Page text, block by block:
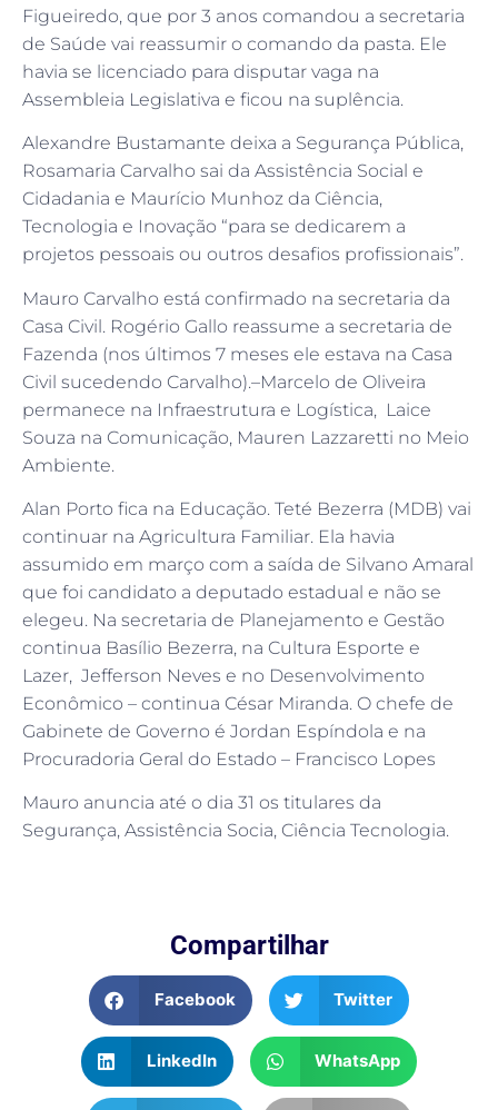
Figueiredo, que por 3 anos comandou a secretaria
de Saúde vai reassumir o comando da pasta. Ele
havia se licenciado para disputar vaga na
Assembleia Legislativa e ficou na suplência.
Alexandre Bustamante deixa a Segurança Pública,
Rosamaria Carvalho sai da Assistência Social e
Cidadania e Maurício Munhoz da Ciência,
Tecnologia e Inovação “para se dedicarem a
projetos pessoais ou outros desafios profissionais”.
Mauro Carvalho está confirmado na secretaria da
Casa Civil. Rogério Gallo reassume a secretaria de
Fazenda (nos últimos 7 meses ele estava na Casa
Civil sucedendo Carvalho).–Marcelo de Oliveira
permanece na Infraestrutura e Logística, Laice
Souza na Comunicação, Mauren Lazzaretti no Meio
Ambiente.
Alan Porto fica na Educação. Teté Bezerra (MDB) vai
continuar na Agricultura Familiar. Ela havia
assumido em março com a saída de Silvano Amaral
que foi candidato a deputado estadual e não se
elegeu. Na secretaria de Planejamento e Gestão
continua Basílio Bezerra, na Cultura Esporte e
Lazer, Jefferson Neves e no Desenvolvimento
Econômico – continua César Miranda. O chefe de
Gabinete de Governo é Jordan Espíndola e na
Procuradoria Geral do Estado – Francisco Lopes
Mauro anuncia até o dia 31 os titulares da
Segurança, Assistência Socia, Ciência Tecnologia.
Compartilhar
Facebook Twitter
LinkedIn WhatsApp